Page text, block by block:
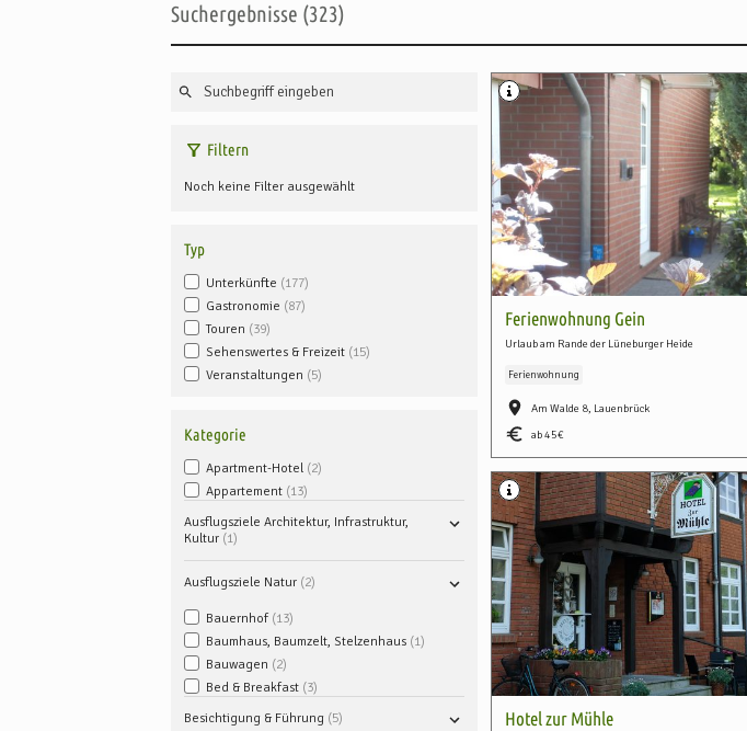
Filtern
Noch keine Filter ausgewählt
Typ
Unterkünfte 177
Gastronomie 87
Touren 39
Sehenswertes & Freizeit 15
Veranstaltungen 5
Kategorie
Apartment-Hotel 2
Appartement 13
Ausflugsziele Architektur, Infrastruktur,
Kultur 1
Ausflugsziele Natur 2
Bauernhof 13
Baumhaus, Baumzelt, Stelzenhaus 1
Bauwagen 2
Bed & Breakfast 3
Besichtigung & Führung 5
Suchergebnisse 323
Ferienwohnung Gein
Urlaub am Rande der Lüneburger Heide
Am Walde 8, Lauenbrück
ab 45
Ferienwohnung
Hotel zur Mühle